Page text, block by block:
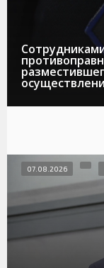
07.08.2026